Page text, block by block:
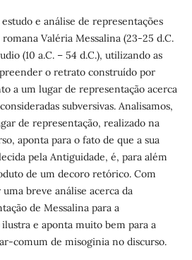
e análise de representações
Valéria Messalina (23-25 d.C.
(10 a.C. – 54 d.C.), utilizando as
o retrato construído por
a um lugar de representação acerca
subversivas. Analisamos,
de representação, realizado na
aponta para o fato de que a sua
pela Antiguidade, é, para além
de um decoro retórico. Com
breve análise acerca da
de Messalina para a
e aponta muito bem para a
comum de misoginia no discurso.